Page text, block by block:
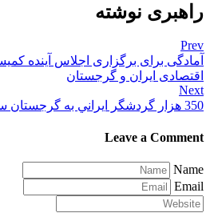
راهبری نوشته
Prev
آمادگی برای برگزاری اجلاس آینده
اقتصادی ایران و گرجستان
Next
350 هزار گردشگر ايراني به گرجستان سفر کردند
Leave a Comment
Name
Email